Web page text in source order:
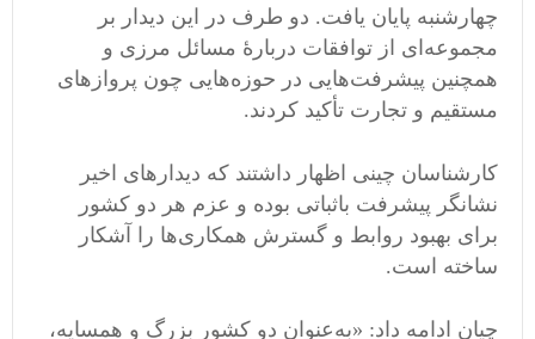
چهارشنبه پایان یافت. دو طرف در این دیدار بر
مجموعه‌ای از توافقات دربارهٔ مسائل مرزی و
همچنین پیشرفت‌هایی در حوزه‌هایی چون پروازهای
مستقیم و تجارت تأکید کردند.
کارشناسان چینی اظهار داشتند که دیدارهای اخیر
نشانگر پیشرفت باثباتی بوده و عزم هر دو کشور
برای بهبود روابط و گسترش همکاری‌ها را آشکار
ساخته است.
چیان ادامه داد: «به‌عنوان دو کشور بزرگ و همسایه،